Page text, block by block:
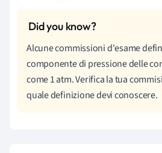
Alcune commissioni d'esame
componente di pressione delle
come 1 atm. Verifica la tua
quale definizione devi conoscere.